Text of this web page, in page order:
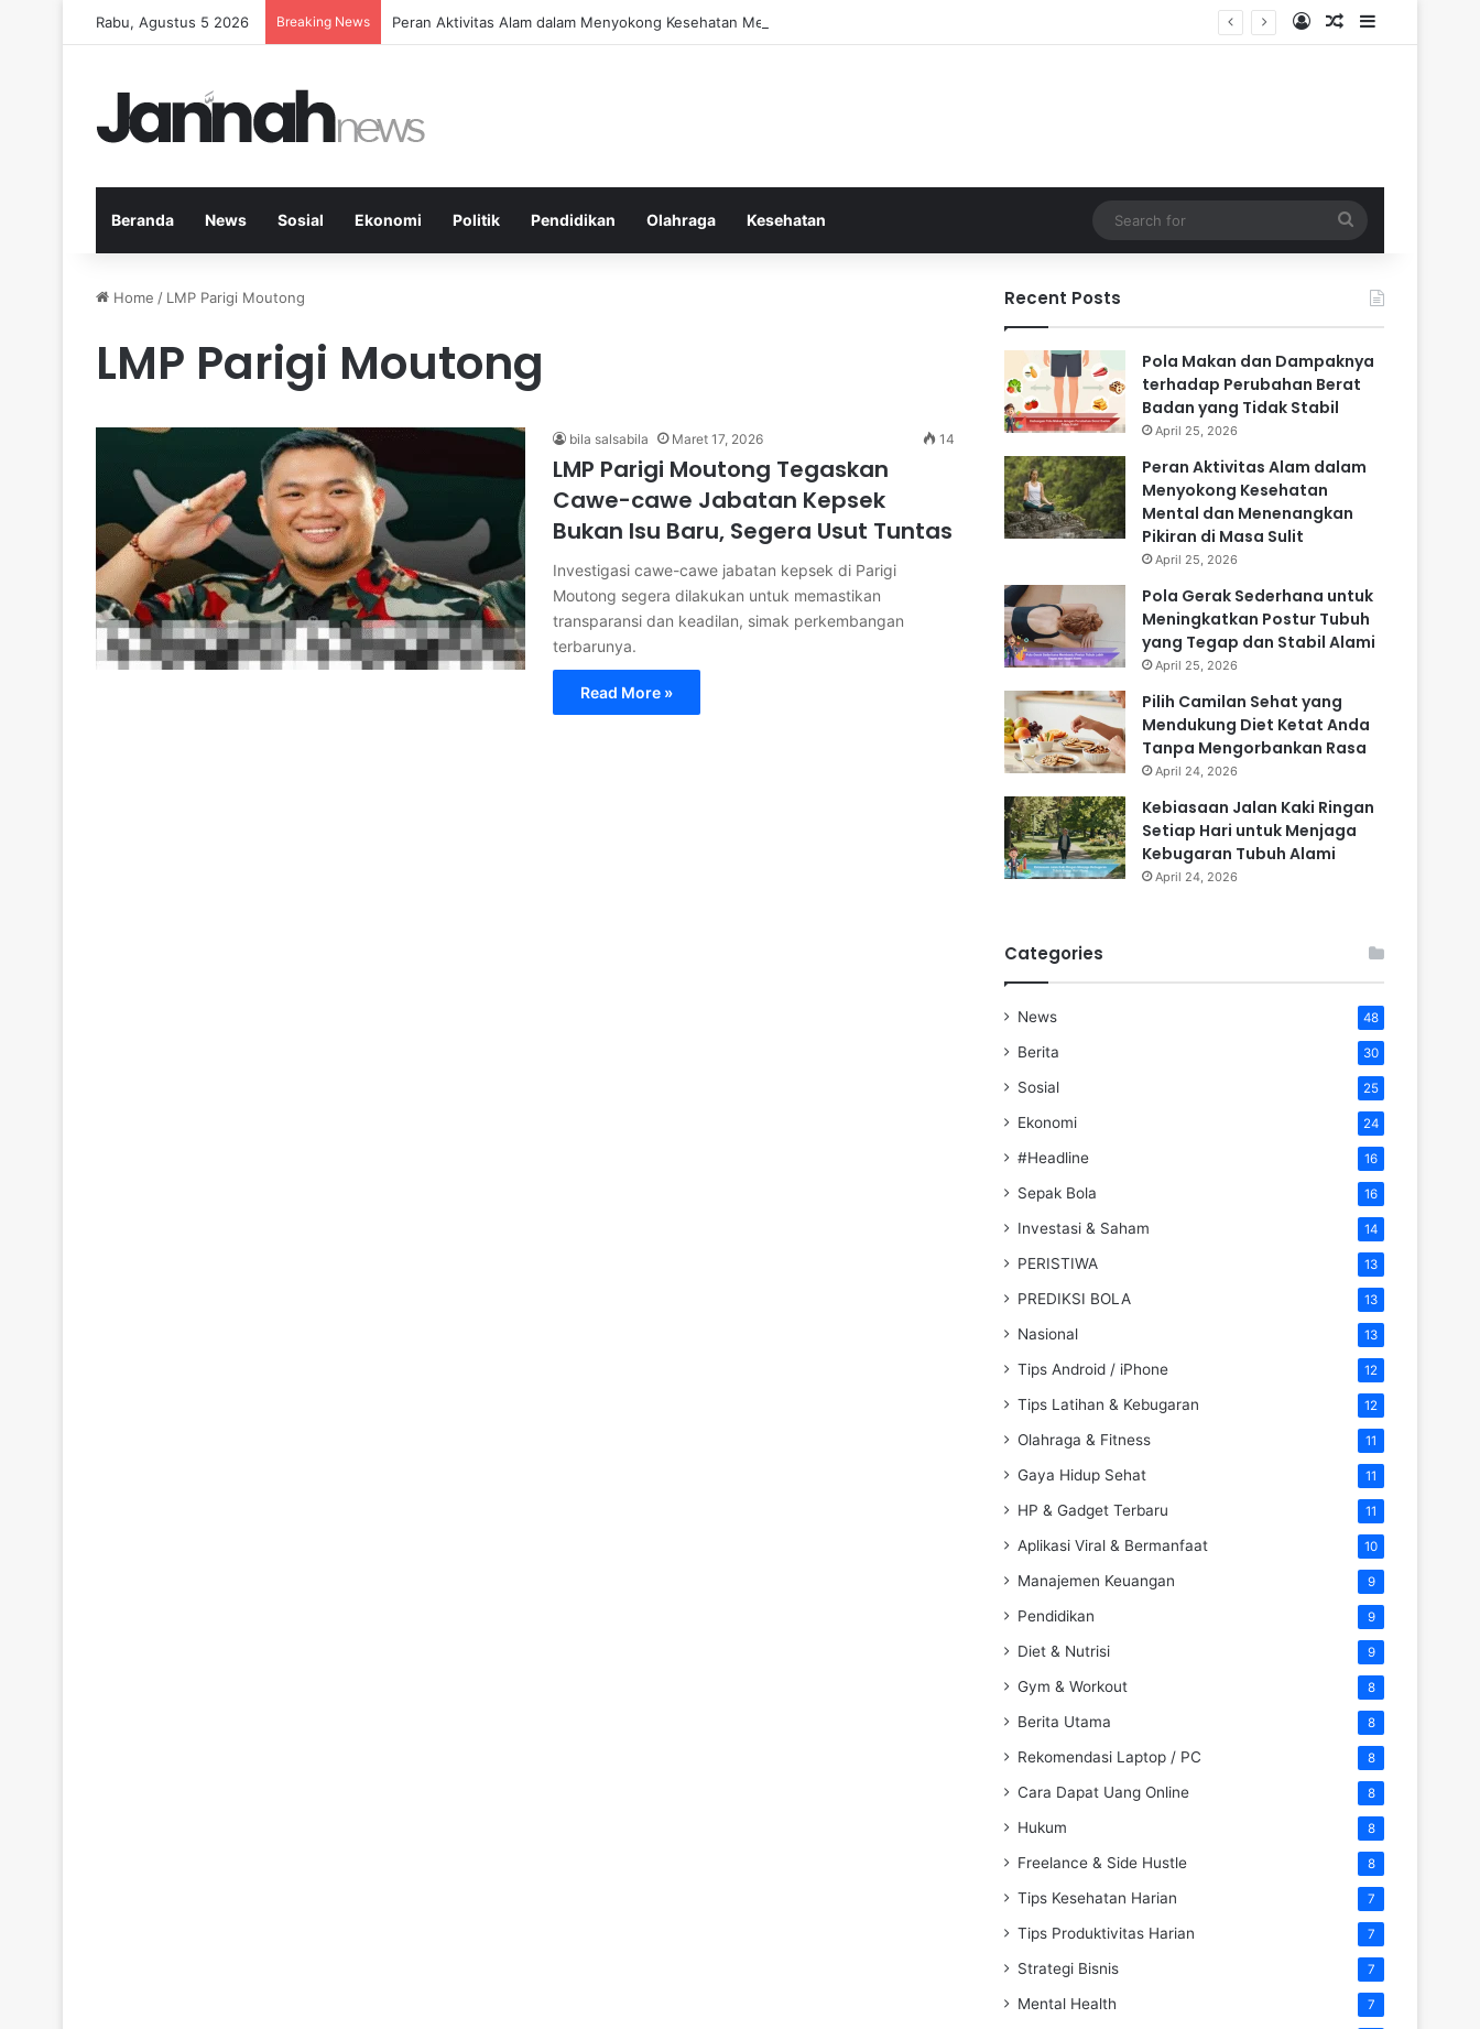
Rabu, Agustus 5 2026 Breaking News Peran Aktivitas Alam dalam Menyokong Kesehatan Mental dan Menenangkan Pikiran di Masa Sulit Log InRandom Article
Sidebar
Beranda News Sosial Ekonomi Politik Pendidikan Olahraga Kesehatan
for
Home / LMP Parigi Moutong
LMP Parigi Moutong
bila salsabila Maret 17, 2026 14
LMP Parigi Moutong Tegaskan
Cawe-cawe Jabatan Kepsek
Bukan Isu Baru, Segera Usut Tuntas
Investigasi cawe-cawe jabatan kepsek di Parigi
Moutong segera dilakukan untuk memastikan
transparansi dan keadilan, simak perkembangan
terbarunya.
Read More »
Recent Posts
Pola Makan dan Dampaknya
terhadap Perubahan Berat
Badan yang Tidak Stabil
April 25, 2026
Peran Aktivitas Alam dalam
Menyokong Kesehatan
Mental dan Menenangkan
Pikiran di Masa Sulit
April 25, 2026
Pola Gerak Sederhana untuk
Meningkatkan Postur Tubuh
yang Tegap dan Stabil Alami
April 25, 2026
Pilih Camilan Sehat yang
Mendukung Diet Ketat Anda
Tanpa Mengorbankan Rasa
April 24, 2026
Kebiasaan Jalan Kaki Ringan
Setiap Hari untuk Menjaga
Kebugaran Tubuh Alami
April 24, 2026
Categories
News 48
Berita 30
Sosial 25
Ekonomi 24
#Headline 16
Sepak Bola 16
Investasi & Saham 14
PERISTIWA 13
PREDIKSI BOLA 13
Nasional 13
Tips Android / iPhone 12
Tips Latihan & Kebugaran 12
Olahraga & Fitness 11
Gaya Hidup Sehat 11
HP & Gadget Terbaru 11
Aplikasi Viral & Bermanfaat 10
Manajemen Keuangan 9
Pendidikan 9
Diet & Nutrisi 9
Gym & Workout 8
Berita Utama 8
Rekomendasi Laptop / PC 8
Cara Dapat Uang Online 8
Hukum 8
Freelance & Side Hustle 8
Tips Kesehatan Harian 7
Tips Produktivitas Harian 7
Strategi Bisnis 7
Mental Health 7